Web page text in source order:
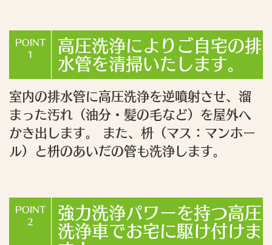
POINT
1
高圧洗浄によりご自宅の排
水管を清掃いたします。
室内の排水管に高圧洗浄を逆噴射させ、溜
まった汚れ（油分・髪の毛など）を屋外へ
かき出します。 また、枡（マス：マンホー
ル）と枡のあいだの管も洗浄します。
POINT
2
強力洗浄パワーを持つ高圧
洗浄車でお宅に駆け付けま